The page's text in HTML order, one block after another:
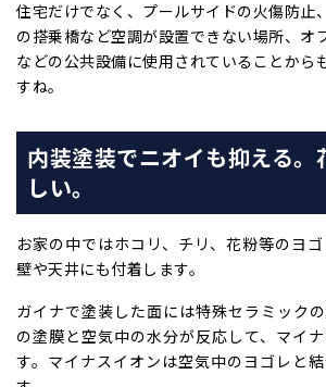
住宅だけでなく、プールサイドの火傷防止
の搭乗橋など空調が設置できない場所、オ
などの公共設備に使用されていることから
すね。
内装塗装でニオイも抑える。
しい。
お家の中ではホコリ、チリ、花粉等のヨゴ
壁や天井にも付着します。
ガイナで塗装した面には特殊セラミック
の塗膜と空気中の水分が反応して、マイ
す。マイナスイオンは空気中のヨゴレと